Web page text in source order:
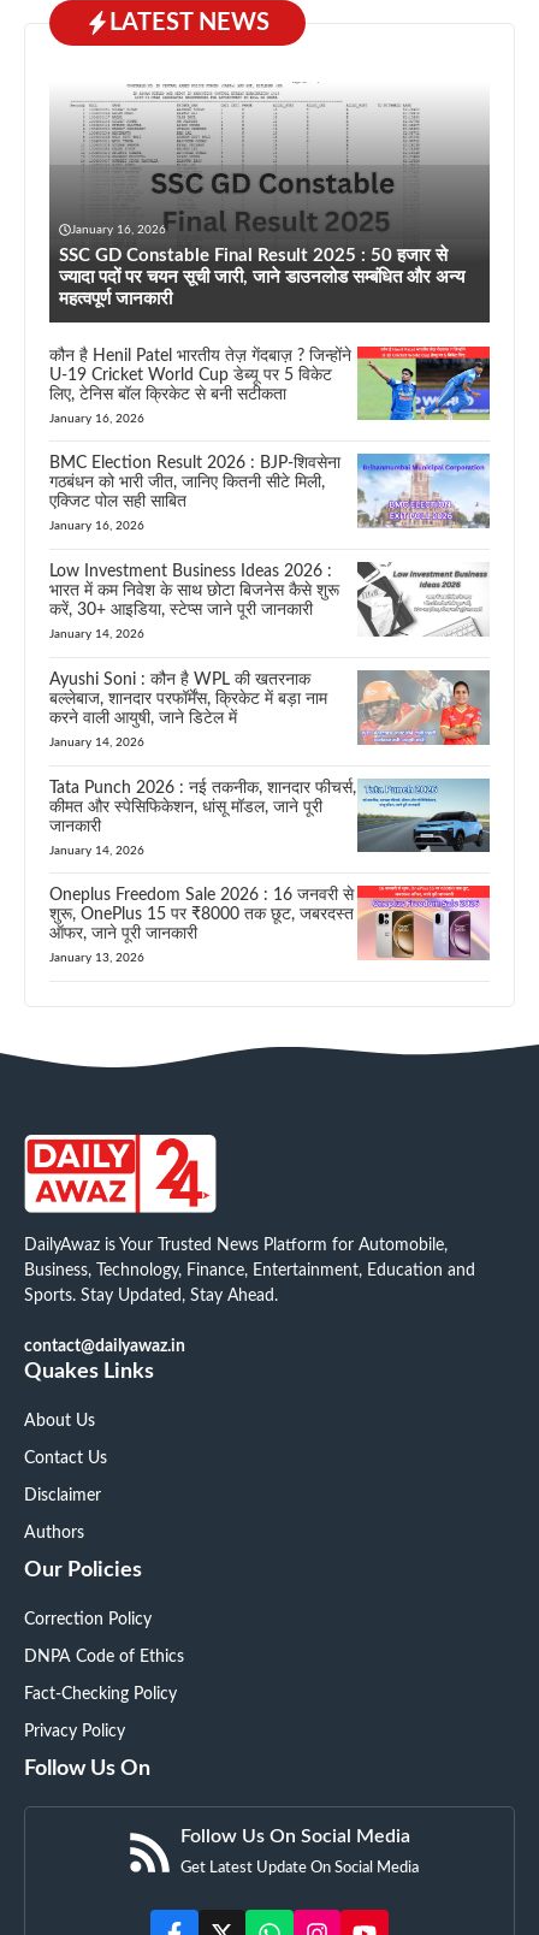
LATEST NEWS
January 16, 2026
SSC GD Constable Final Result 2025 : 50 हजार से
ज्यादा पदों पर चयन सूची जारी, जाने डाउनलोड सम्बंधित और अन्य
महत्वपूर्ण जानकारी
कौन है Henil Patel भारतीय तेज़ गेंदबाज़ ? जिन्होंने
U-19 Cricket World Cup डेब्यू पर 5 विकेट
लिए, टेनिस बॉल क्रिकेट से बनी सटीकता
January 16, 2026
BMC Election Result 2026 : BJP-शिवसेना
गठबंधन को भारी जीत, जानिए कितनी सीटे मिली,
एक्जिट पोल सही साबित
January 16, 2026
Low Investment Business Ideas 2026 :
भारत में कम निवेश के साथ छोटा बिजनेस कैसे शुरू
करें, 30+ आइडिया, स्टेप्स जाने पूरी जानकारी
January 14, 2026
Ayushi Soni : कौन है WPL की खतरनाक
बल्लेबाज, शानदार परफॉर्मेंस, क्रिकेट में बड़ा नाम
करने वाली आयुषी, जाने डिटेल में
January 14, 2026
Tata Punch 2026 : नई तकनीक, शानदार फीचर्स,
कीमत और स्पेसिफिकेशन, धांसू मॉडल, जाने पूरी
जानकारी
January 14, 2026
Oneplus Freedom Sale 2026 : 16 जनवरी से
शुरू, OnePlus 15 पर ₹8000 तक छूट, जबरदस्त
ऑफर, जाने पूरी जानकारी
January 13, 2026
DailyAwaz is Your Trusted News Platform for Automobile,
Business, Technology, Finance, Entertainment, Education and
Sports. Stay Updated, Stay Ahead.
contact@dailyawaz.in
Quakes Links
About Us
Contact Us
Disclaimer
Authors
Our Policies
Correction Policy
DNPA Code of Ethics
Fact-Checking Policy
Privacy Policy
Follow Us On
Follow Us On Social Media
Get Latest Update On Social Media